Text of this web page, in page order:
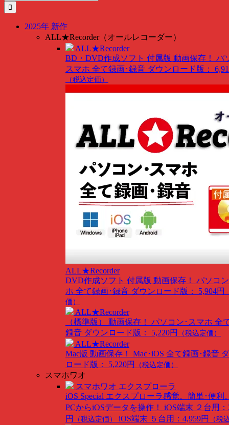
索
…
2025年 新作
ALL★Recorder（オールレコーダー）
ALL★Recorder
BD・DVD作成ソフト 付属版 動画保存！ パ
スマホ 全て録画･録音 ダウンロード版：
（税込定価）
ALL★Recorder
DVD作成ソフト 付属版 動画保存！ パソコ
ホ 全て録画･録音 ダウンロード版： 5,904円
価）
ALL★Recorder
（標準版） 動画保存！ パソコン･スマホ 全
録音 ダウンロード版： 5,220円 （税込定価）
ALL★Recorder
Mac版 動画保存！ Mac･iOS 全て録画･録音
ロード版： 5,220円
（税込定価）
スマホワオ
スマホワオ エクスプローラ
iOS Special エクスプローラ感覚。簡単･便利
PCからiOSデータを操作！ iOS端末 ２台用：
円
（税込定価） iOS端末 ５台用：4,959円 （税